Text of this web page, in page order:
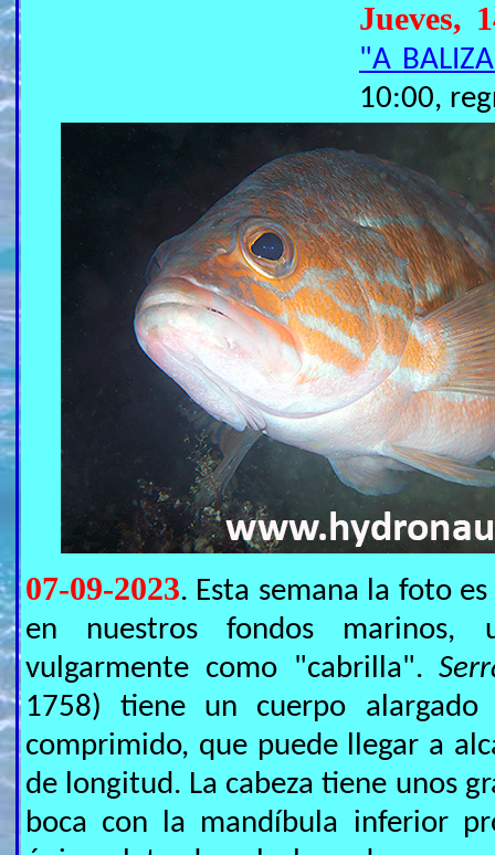
Jueves,
"A
10:00,
07-09-2023. Esta semana la foto
en nuestros fondos marinos,
vulgarmente como "cabrilla".
1758) tiene un cuerpo alargado
comprimido, que puede llegar a
de longitud. La cabeza tiene unos
boca con la mandíbula inferior